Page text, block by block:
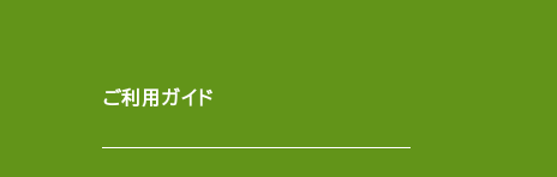
ご利用ガイド